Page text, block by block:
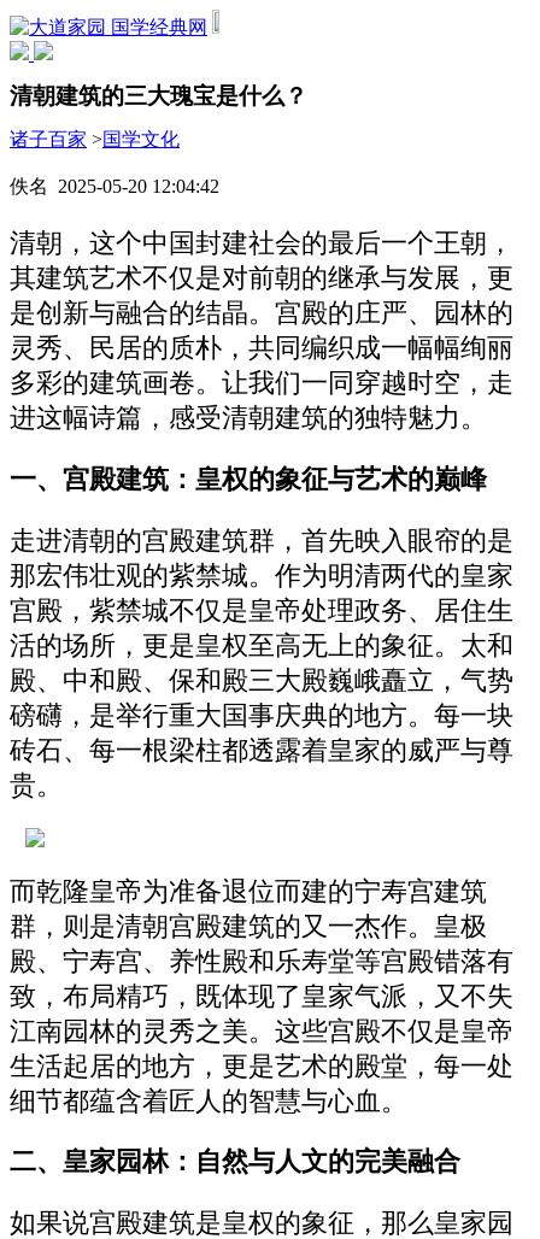
国学经典网
清朝建筑的三大瑰宝是什么？
诸子百家 >国学文化
佚名 2025-05-20 12:04:42
清朝，这个中国封建社会的最后一个王朝，
其建筑艺术不仅是对前朝的继承与发展，更
是创新与融合的结晶。宫殿的庄严、园林的
灵秀、民居的质朴，共同编织成一幅幅绚丽
多彩的建筑画卷。让我们一同穿越时空，走
进这幅诗篇，感受清朝建筑的独特魅力。
一、宫殿建筑：皇权的象征与艺术的巅峰
走进清朝的宫殿建筑群，首先映入眼帘的是
那宏伟壮观的紫禁城。作为明清两代的皇家
宫殿，紫禁城不仅是皇帝处理政务、居住生
活的场所，更是皇权至高无上的象征。太和
殿、中和殿、保和殿三大殿巍峨矗立，气势
磅礴，是举行重大国事庆典的地方。每一块
砖石、每一根梁柱都透露着皇家的威严与尊
贵。
而乾隆皇帝为准备退位而建的宁寿宫建筑
群，则是清朝宫殿建筑的又一杰作。皇极
殿、宁寿宫、养性殿和乐寿堂等宫殿错落有
致，布局精巧，既体现了皇家气派，又不失
江南园林的灵秀之美。这些宫殿不仅是皇帝
生活起居的地方，更是艺术的殿堂，每一处
细节都蕴含着匠人的智慧与心血。
二、皇家园林：自然与人文的完美融合
如果说宫殿建筑是皇权的象征，那么皇家园